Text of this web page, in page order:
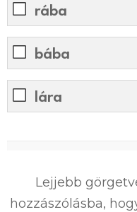
rába
bába
lára
Lejjebb
hozzászólásba,